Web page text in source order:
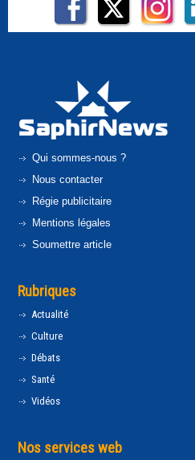
Qui sommes-nous ?
Nous contacter
Régie publicitaire
Mentions légales
Soumettre article
Rubriques
Actualité
Culture
Débats
Santé
Vidéos
Nos services web